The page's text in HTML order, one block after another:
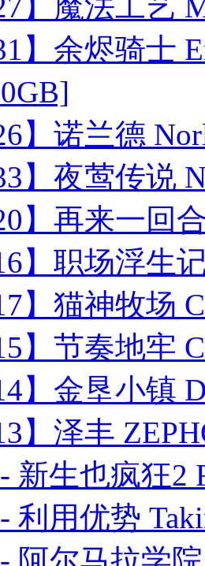
】魔法工艺
】余烬骑士
】诺兰德
】夜莺传说
】再来一回
】职场浮生
】猫神牧场
】节奏地牢
】金垦小镇
】泽丰
新生也疯狂2
利用优势